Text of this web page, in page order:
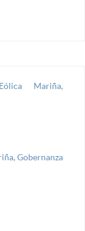
Gobernanza